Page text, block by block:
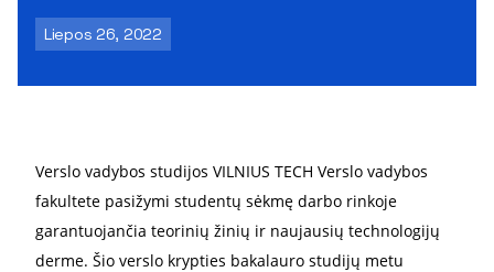
Liepos 26, 2022
Verslo vadybos studijos VILNIUS TECH Verslo vadybos
fakultete pasižymi studentų sėkmę darbo rinkoje
garantuojančia teorinių žinių ir naujausių technologijų
derme. Šio verslo krypties bakalauro studijų metu